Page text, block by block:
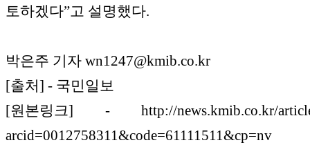
토하겠다”고 설명했다.
박은주 기자 wn1247@kmib.co.kr
[출처] - 국민일보
[원본링크] - http://news.kmib.co.kr/article/
arcid=0012758311&code=61111511&cp=nv